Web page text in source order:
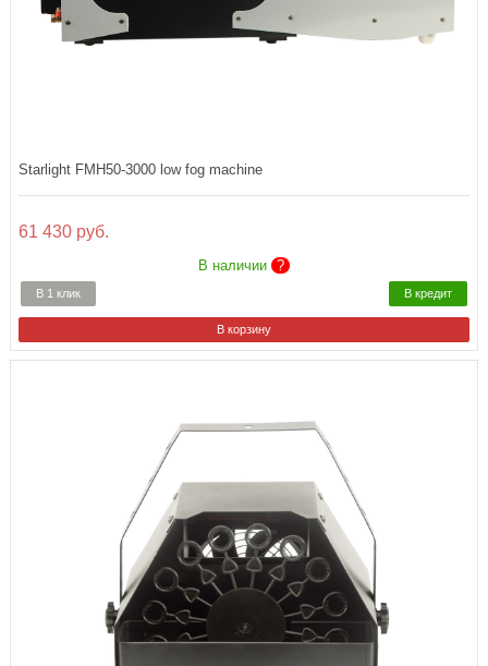
Starlight FMH50-3000 low fog machine
61 430 руб.
В наличии ?
В 1 клик В кредит